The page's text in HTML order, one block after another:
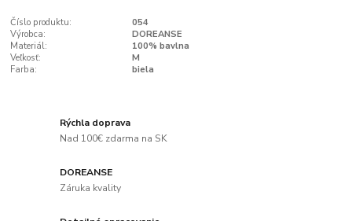
Číslo produktu:
054
Výrobca:
DOREANSE
Materiál:
100% bavlna
Veľkosť:
M
Farba:
biela
Rýchla doprava
Nad 100€ zdarma na SK
DOREANSE
Záruka kvality